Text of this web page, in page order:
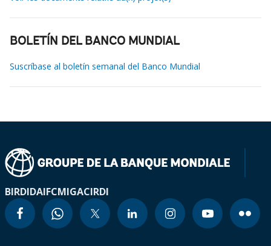
BOLETÍN DEL BANCO MUNDIAL
Suscríbase al boletín semanal del Banco Mundial
BIRDIDAIFCMIGACIRDI